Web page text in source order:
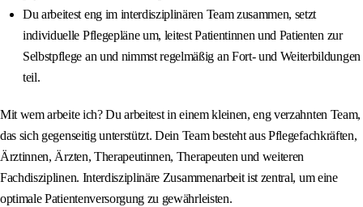
Du arbeitest eng im interdisziplinären Team zusammen, setzt
individuelle Pflegepläne um, leitest Patientinnen und Patienten zur
Selbstpflege an und nimmst regelmäßig an Fort- und Weiterbildungen
teil.
Mit wem arbeite ich? Du arbeitest in einem kleinen, eng verzahnten Team,
das sich gegenseitig unterstützt. Dein Team besteht aus Pflegefachkräften,
Ärztinnen, Ärzten, Therapeutinnen, Therapeuten und weiteren
Fachdisziplinen. Interdisziplinäre Zusammenarbeit ist zentral, um eine
optimale Patientenversorgung zu gewährleisten.